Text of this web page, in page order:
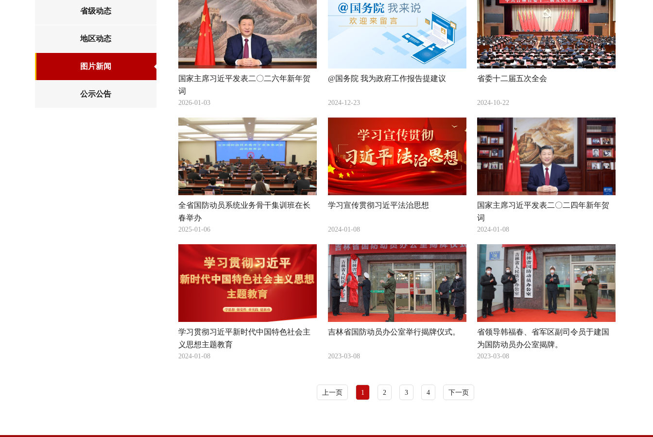
省级动态
地区动态
图片新闻
公示公告
国家主席习近平发表二〇二六年新年贺
词
2026-01-03
@国务院 我为政府工作报告提建议
2024-12-23
省委十二届五次全会
2024-10-22
全省国防动员系统业务骨干集训班在长
春举办
2025-01-06
学习宣传贯彻习近平法治思想
2024-01-08
国家主席习近平发表二〇二四年新年贺
词
2024-01-08
学习贯彻习近平新时代中国特色社会主
义思想主题教育
2024-01-08
吉林省国防动员办公室举行揭牌仪式。
2023-03-08
省领导韩福春、省军区副司令员于建国
为国防动员办公室揭牌。
2023-03-08
上一页 1 2 3 4 下一页